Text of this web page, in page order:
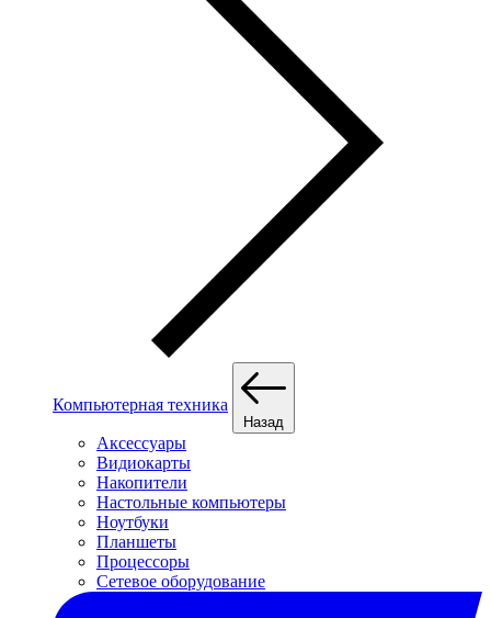
Компьютерная техника
Назад
Аксессуары
Видиокарты
Накопители
Настольные компьютеры
Ноутбуки
Планшеты
Процессоры
Сетевое оборудование